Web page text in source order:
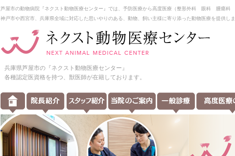
芦屋市の動物病院『ネクスト動物医療センター』では、予防医療から高度医療（整形外科 眼科 腫瘍科
神戸市や西宮市、兵庫県全域に対応した思いやりのある、動物、飼い主様に寄り添った動物医療を提供しま
兵庫県芦屋市の『ネクスト動物医療センター』
各種認定医資格を持つ、獣医師が在籍しております。